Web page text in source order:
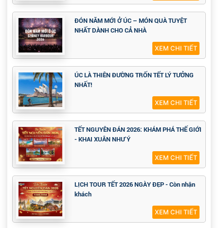
ĐÓN NĂM MỚI Ở ÚC – MÓN QUÀ TUYỆT
NHẤT DÀNH CHO CẢ NHÀ
XEM CHI TIẾT
ÚC LÀ THIÊN ĐƯỜNG TRỐN TẾT LÝ TƯỞNG
NHẤT!
XEM CHI TIẾT
TẾT NGUYÊN ĐÁN 2026: KHÁM PHÁ THẾ GIỚI
- KHAI XUÂN NHƯ Ý
XEM CHI TIẾT
LỊCH TOUR TẾT 2026 NGÀY ĐẸP - Còn nhận
khách
XEM CHI TIẾT